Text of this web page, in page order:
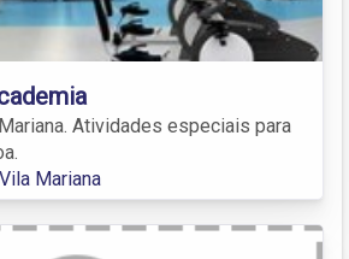
Atividades especiais para
Mariana